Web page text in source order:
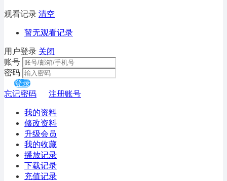
观看记录 清空
暂无观看记录
用户登录 关闭
账号
密码
登录
忘记密码
注册账号
我的资料
修改资料
升级会员
我的收藏
播放记录
下载记录
充值记录